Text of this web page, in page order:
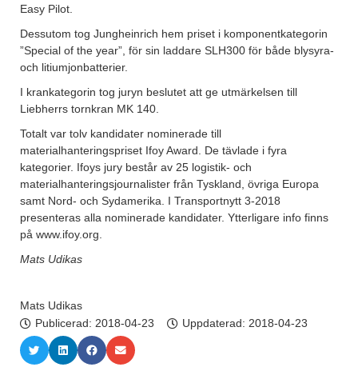
Easy Pilot.
Dessutom tog Jungheinrich hem priset i komponentkategorin
”Special of the year”, för sin laddare SLH300 för både blysyra-
och litiumjonbatterier.
I krankategorin tog juryn beslutet att ge utmärkelsen till
Liebherrs tornkran MK 140.
Totalt var tolv kandidater nominerade till
materialhanteringspriset Ifoy Award. De tävlade i fyra
kategorier. Ifoys jury består av 25 logistik- och
materialhanteringsjournalister från Tyskland, övriga Europa
samt Nord- och Sydamerika. I Transportnytt 3-2018
presenteras alla nominerade kandidater. Ytterligare info finns
på www.ifoy.org.
Mats Udikas
Mats Udikas
Publicerad: 2018-04-23 Uppdaterad: 2018-04-23